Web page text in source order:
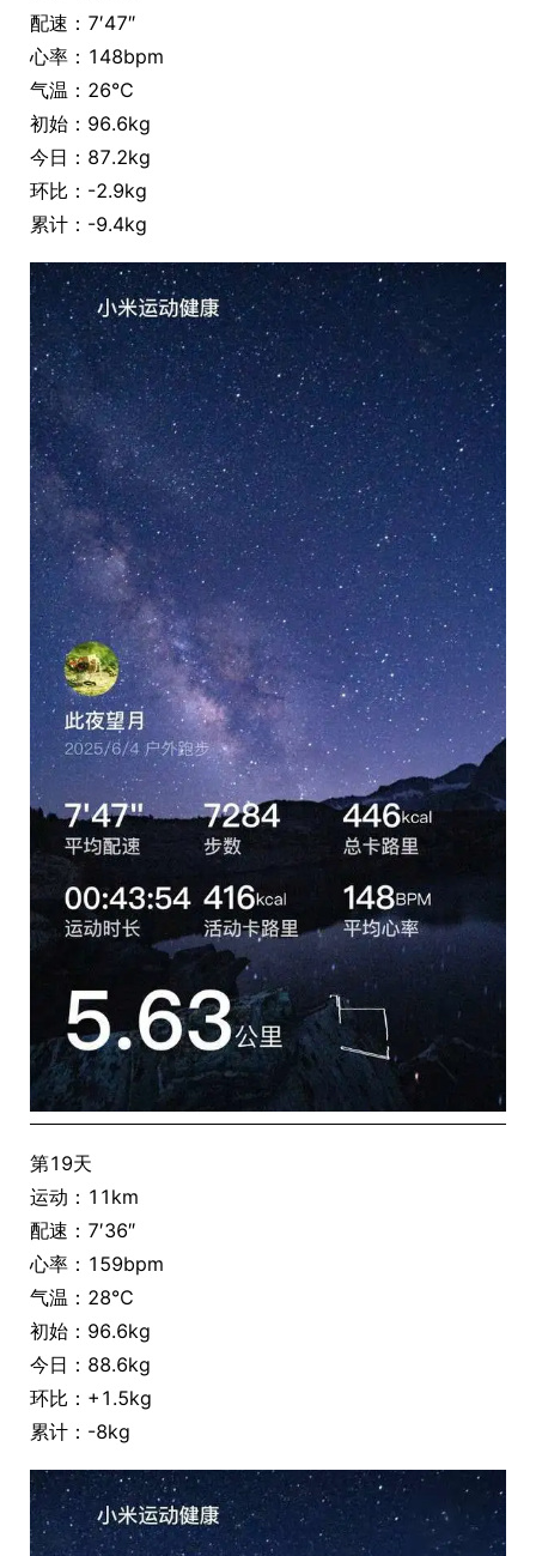
配速：7′47″
心率：148bpm
气温：26℃
初始：96.6kg
今日：87.2kg
环比：-2.9kg
累计：-9.4kg
第19天
运动：11km
配速：7′36″
心率：159bpm
气温：28℃
初始：96.6kg
今日：88.6kg
环比：+1.5kg
累计：-8kg